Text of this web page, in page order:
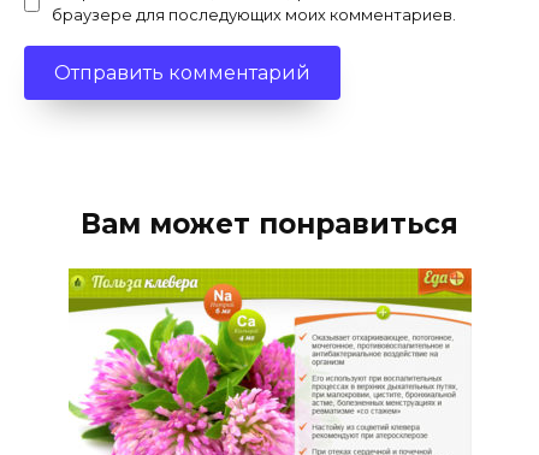
браузере для последующих моих комментариев.
Вам может понравиться